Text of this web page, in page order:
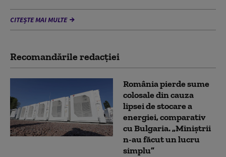
CITEȘTE MAI MULTE
Recomandările redacţiei
România pierde sume
colosale din cauza
lipsei de stocare a
energiei, comparativ
cu Bulgaria. „Miniștrii
n-au făcut un lucru
simplu”